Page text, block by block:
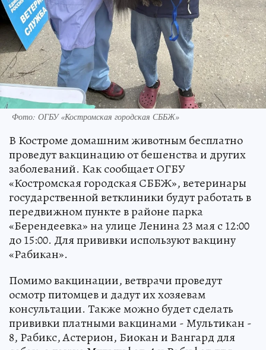
Фото: ОГБУ «Костромская городская СББЖ»
В Костроме домашним животным бесплатно
проведут вакцинацию от бешенства и других
заболеваний. Как сообщает ОГБУ
«Костромская городская СББЖ», ветеринары
государственной ветклиники будут работать в
передвижном пункте в районе парка
«Берендеевка» на улице Ленина 23 мая с 12:00
до 15:00. Для прививки используют вакцину
«Рабикан».
Помимо вакцинации, ветврачи проведут
осмотр питомцев и дадут их хозяевам
консультации. Также можно будет сделать
прививки платными вакцинами - Мультикан -
8, Рабикс, Астерион, Биокан и Вангард для